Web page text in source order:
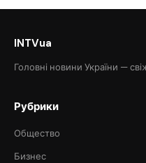
INTVua
Головні новини України —
Рубрики
Общество
Бизнес